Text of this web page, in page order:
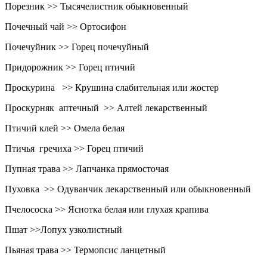
Порезник >> Тысячелистник обыкновенный
Почечный чай >> Ортосифон
Почечуйник >> Горец почечуйный
Придорожник >> Горец птичий
Проскурина >> Крушина слабительная или жостер
Проскурняк аптечный >> Алтей лекарственный
Птичий клей >> Омела белая
Птичья гречиха >> Горец птичий
Пупная трава >> Лапчанка прямосточая
Пуховка >> Одуванчик лекарственный или обыкновенный
Пчелососка >> Яснотка белая или глухая крапива
Пшат >>Лопух узколистный
Пьяная трава >> Термопсис ланцетный